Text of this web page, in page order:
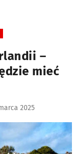
–
mieć
2025